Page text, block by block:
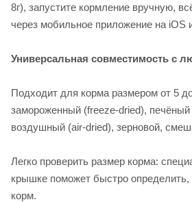
8г), запустите кормление вручную,
через мобильное приложение на iOS
Универсальная совместимость с
Подходит для корма размером от 5
замороженный (freeze-dried), печёный
воздушный (air-dried), зерновой,
Легко проверить размер корма:
крышке поможет быстро
корм.